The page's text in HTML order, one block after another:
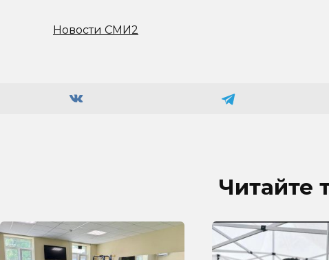
Новости СМИ2
Читайте